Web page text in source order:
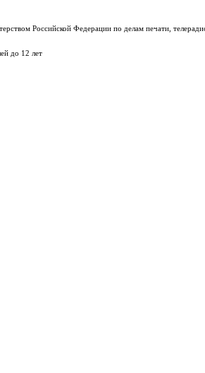
Российской Федерации по делам печати,
до 12 лет